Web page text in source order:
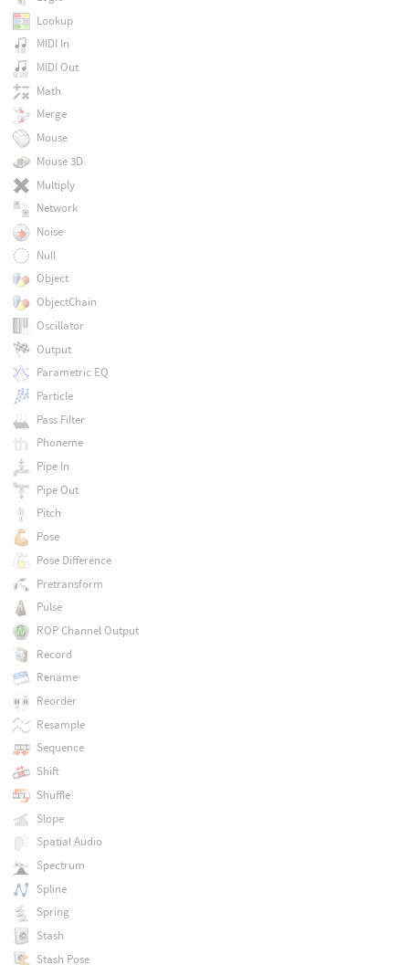
Lookup
MIDI In
MIDI Out
Math
Merge
Mouse
Mouse 3D
Multiply
Network
Noise
Null
Object
ObjectChain
Oscillator
Output
Parametric EQ
Particle
Pass Filter
Phoneme
Pipe In
Pipe Out
Pitch
Pose
Pose Difference
Pretransform
Pulse
ROP Channel Output
Record
Rename
Reorder
Resample
Sequence
Shift
Shuffle
Slope
Spatial Audio
Spectrum
Spline
Spring
Stash
Stash Pose